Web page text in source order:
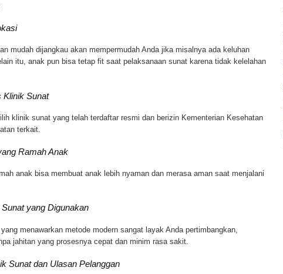
mudah dijangkau akan mempermudah Anda jika misalnya ada keluhan
itu, anak pun bisa tetap fit saat pelaksanaan sunat karena tidak kelelahan
Klinik Sunat
klinik sunat yang telah terdaftar resmi dan berizin Kementerian Kesehatan
terkait.
Ramah Anak
anak bisa membuat anak lebih nyaman dan merasa aman saat menjalani
yang Digunakan
menawarkan metode modern sangat layak Anda pertimbangkan,
jahitan yang prosesnya cepat dan minim rasa sakit.
Sunat dan Ulasan Pelanggan